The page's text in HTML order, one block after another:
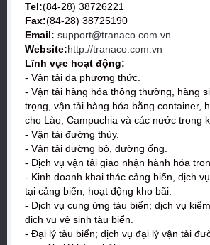
Tel:(84-28) 38726221
Fax:(84-28) 38725190
Email: support@tranaco.com.vn
Website:http://tranaco.com.vn
Lĩnh vực hoạt động:
- Vận tải đa phương thức.
- Vận tải hàng hóa thông thường, hàng
trọng, vận tải hàng hóa bằng container,
cho Lào, Campuchia và các nước trong
- Vận tải đường thủy.
- Vận tải đường bộ, đường ống.
- Dịch vụ vận tải giao nhận hành hóa
- Kinh doanh khai thác cảng biển, dịch
tại cảng biển; hoạt động kho bãi.
- Dịch vụ cung ứng tàu biển; dịch vụ
dịch vụ vệ sinh tàu biển.
- Đại lý tàu biển; dịch vụ đại lý vận tải